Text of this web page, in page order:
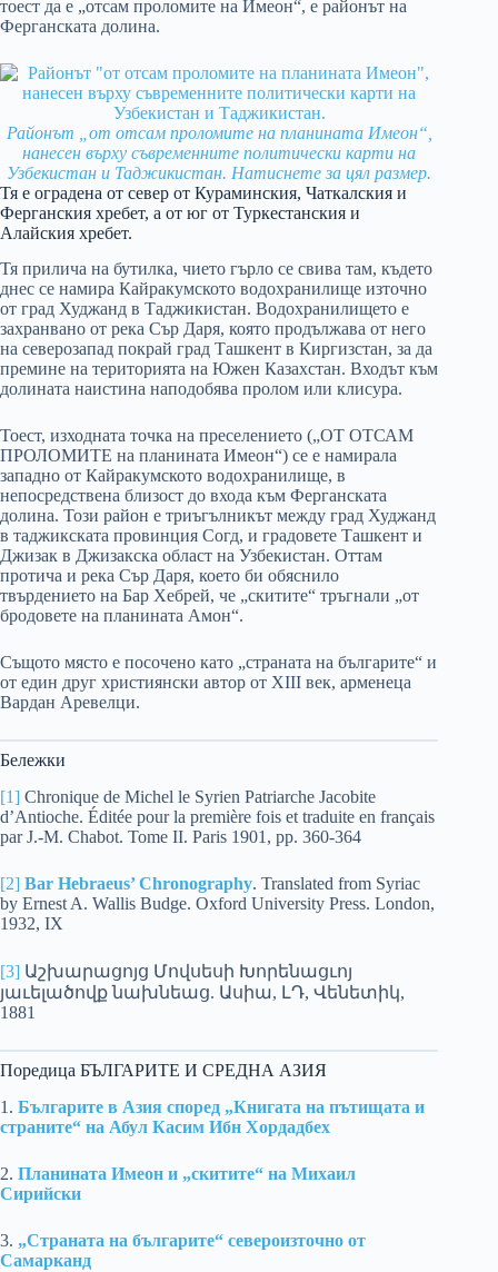
тоест да е „отсам проломите на Имеон“, е районът на
Ферганската долина.
Районът „от отсам проломите на планината Имеон“,
нанесен върху съвременните политически карти на
Узбекистан и Таджикистан. Натиснете за цял размер.
Тя е оградена от север от Кураминския, Чаткалския и
Ферганския хребет, а от юг от Туркестанския и
Алайския хребет.
Тя прилича на бутилка, чието гърло се свива там, където
днес се намира Кайракумското водохранилище източно
от град Худжанд в Таджикистан. Водохранилището е
захранвано от река Сър Даря, която продължава от него
на северозапад покрай град Ташкент в Киргизстан, за да
премине на територията на Южен Казахстан. Входът към
долината наистина наподобява пролом или клисура.
Тоест, изходната точка на преселението („ОТ ОТСАМ
ПРОЛОМИТЕ на планината Имеон“) се е намирала
западно от Кайракумското водохранилище, в
непосредствена близост до входа към Ферганската
долина. Този район е триъгълникът между град Худжанд
в таджикската провинция Согд, и градовете Ташкент и
Джизак в Джизакска област на Узбекистан. Оттам
протича и река Сър Даря, което би обяснило
твърдението на Бар Хебрей, че „скитите“ тръгнали „от
бродовете на планината Амон“.
Същото място е посочено като „страната на българите“ и
от един друг християнски автор от XIII век, арменеца
Вардан Аревелци.
Бележки
[1] Chronique de Michel le Syrien Patriarche Jacobite
d’Antioche. Éditée pour la première fois et traduite en français
par J.-M. Chabot. Tome II. Paris 1901, pp. 360-364
[2] Bar Hebraeus’ Chronography. Translated from Syriac
by Ernest A. Wallis Budge. Oxford University Press. London,
1932, IX
[3] Աշխարացոյց Մովսեսի Խորենացւոյ
յաւելածովք նախնեաց. Ասիա, ԼԴ, Վենետիկ,
1881
Поредица БЪЛГАРИТЕ И СРЕДНА АЗИЯ
1. Българите в Азия според „Книгата на пътищата и
страните“ на Абул Касим Ибн Хордадбех
2. Планината Имеон и „скитите“ на Михаил
Сирийски
3. „Страната на българите“ североизточно от
Самарканд